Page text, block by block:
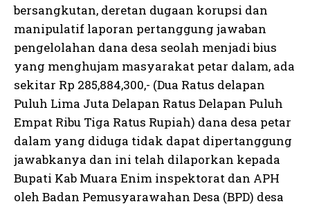
bersangkutan, deretan dugaan korupsi dan
manipulatif laporan pertanggung jawaban
pengelolahan dana desa seolah menjadi bius
yang menghujam masyarakat petar dalam, ada
sekitar Rp 285,884,300,- (Dua Ratus delapan
Puluh Lima Juta Delapan Ratus Delapan Puluh
Empat Ribu Tiga Ratus Rupiah) dana desa petar
dalam yang diduga tidak dapat dipertanggung
jawabkanya dan ini telah dilaporkan kepada
Bupati Kab Muara Enim inspektorat dan APH
oleh Badan Pemusyarawahan Desa (BPD) desa